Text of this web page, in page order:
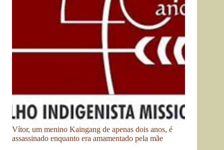
Vítor, um menino Kaingang de apenas dois anos, é
assassinado enquanto era amamentado pela mãe